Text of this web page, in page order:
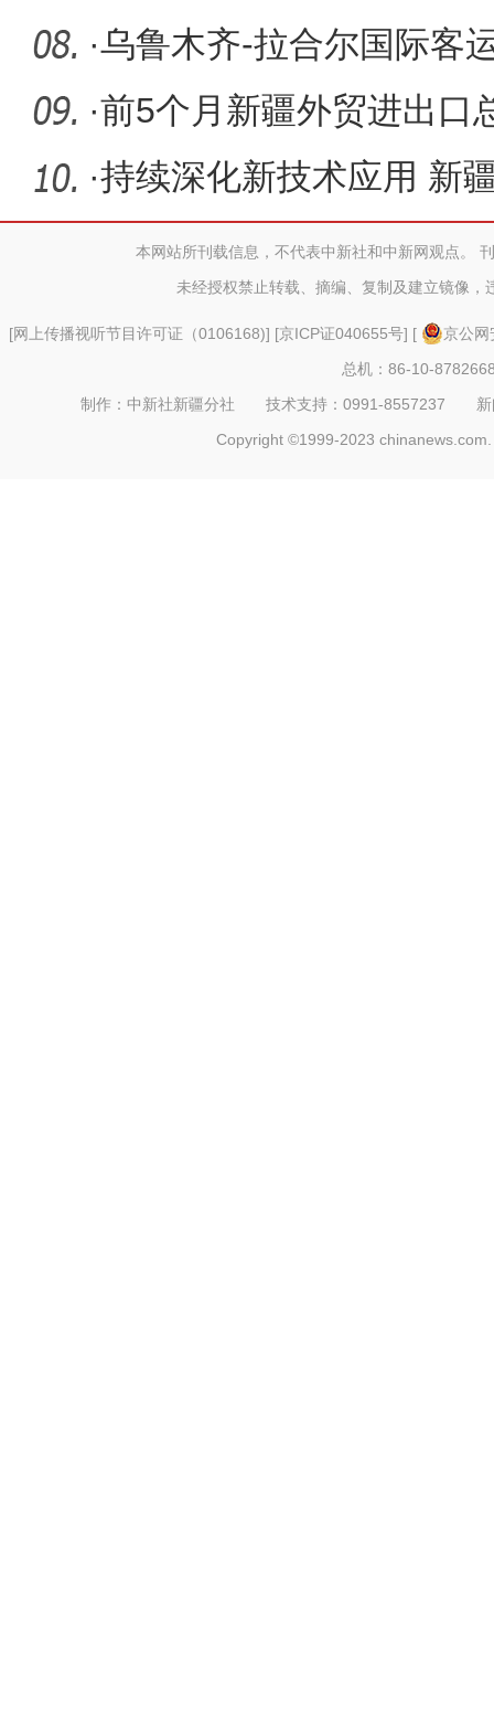
剧院举行
·乌鲁木齐-拉合尔国际客
·前5个月新疆外贸进出口
乌鲁木齐
·持续深化新技术应用 新
间居民用
本网站所刊载信息，不代表中新社和中新网观点。
未经授权禁止转载、摘编、复制及建立镜像，
[网上传播视听节目许可证（0106168)] [京ICP证040655号] [
京公
总机：86-10-
制作：中新社新疆分社 技术支持：0991-8557237
Copyright ©1999-2023